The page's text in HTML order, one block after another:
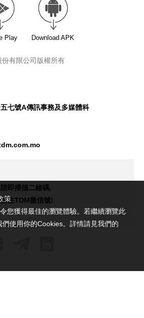
Play Download APK
有限公司版權所有
七號A傳訊事務及多媒體科
請即掃描二維碼,
關注TDM微信號!
策
您獲得最佳的瀏覽體驗。若繼續瀏覽此
使用你的Cookies。詳情請見我們的